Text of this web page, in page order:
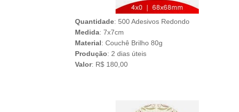
Quantidade: 500 Adesivos Redondo
Medida: 7x7cm
Material: Couchê Brilho 80g
Produção: 2 dias úteis
Valor: R$ 180,00